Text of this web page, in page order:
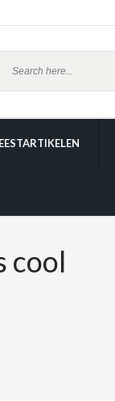
cool